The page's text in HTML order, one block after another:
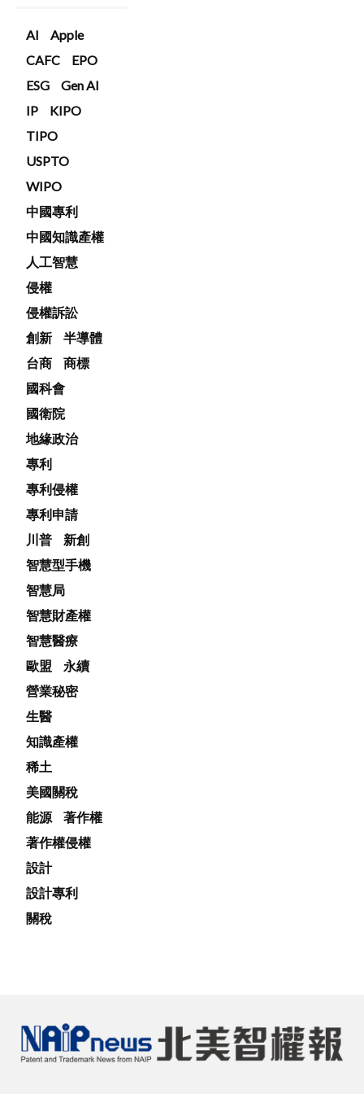
AI
Apple
CAFC
EPO
ESG
Gen AI
IP
KIPO
TIPO
USPTO
WIPO
中國專利
中國知識產權
人工智慧
侵權
侵權訴訟
創新
半導體
台商
商標
國科會
國衛院
地緣政治
專利
專利侵權
專利申請
川普
新創
智慧型手機
智慧局
智慧財產權
智慧醫療
歐盟
永續
營業秘密
生醫
知識產權
稀土
美國關稅
能源
著作權
著作權侵權
設計
設計專利
關稅